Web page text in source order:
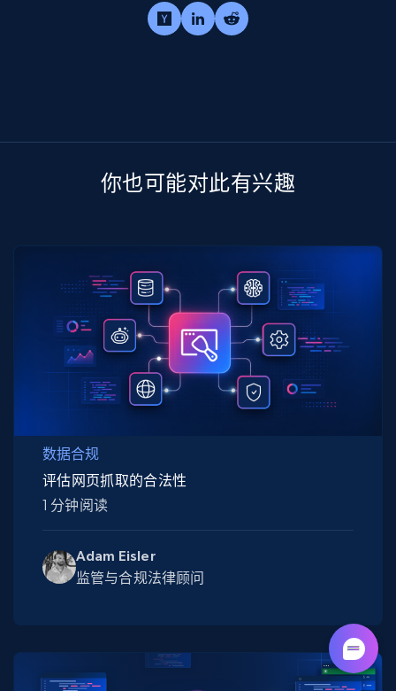
你也可能对此有兴趣
数据合规
Adam Eisler
监管与合规法律顾问
评估网页抓取的合法性
1 分钟阅读